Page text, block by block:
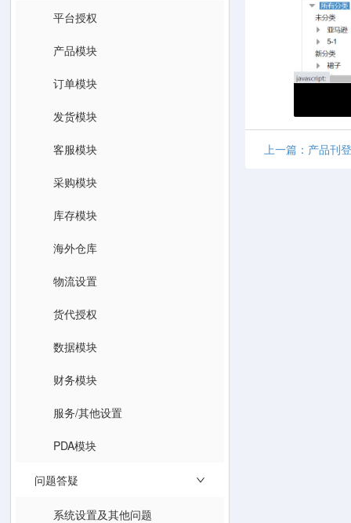
平台授权
产品模块
订单模块
发货模块
客服模块
采购模块
库存模块
海外仓库
物流设置
货代授权
数据模块
财务模块
服务/其他设置
PDA模块
问题答疑
系统设置及其他问题
上一篇：产品刊